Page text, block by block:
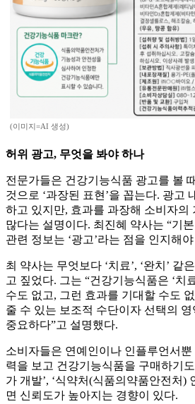
(이미지=AI 생성)
허위 광고, 무엇을 봐야 하나
전문가들은 건강기능식품 광고를 볼
것으로 ‘과장된 표현’을 꼽는다. 광고
하고 있지만, 효과를 과장해 소비자의
많다는 설명이다. 최진혜 약사는 “기
관련 정보는 ‘광고’라는 점을 인지해
최 약사는 무엇보다 ‘치료’, ‘완치’ 같
고 짚었다. 그는 “건강기능식품은 ‘치
수도 없고, 그런 효과를 기대할 수도
줄 수 있는 보조적 수단이자 선택의 영
중요하다”고 설명했다.
소비자들은 연예인이나 인플루언서뿐
력을 보고 건강기능식품을 구매하기
가 개발’, ‘식약처(식품의약품안전처)
면 신뢰도가 높아지는 경향이 있다.